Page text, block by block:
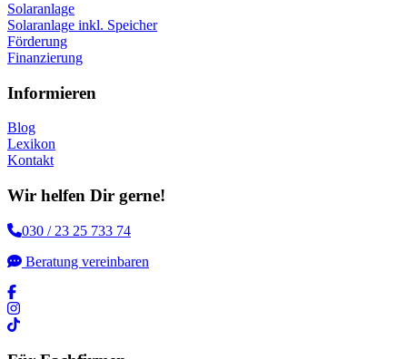
Solaranlage
Solaranlage inkl. Speicher
Förderung
Finanzierung
Informieren
Blog
Lexikon
Kontakt
Wir helfen Dir gerne!
030 / 23 25 733 74
Beratung vereinbaren